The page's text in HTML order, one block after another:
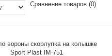
Сравнение товаров (0)